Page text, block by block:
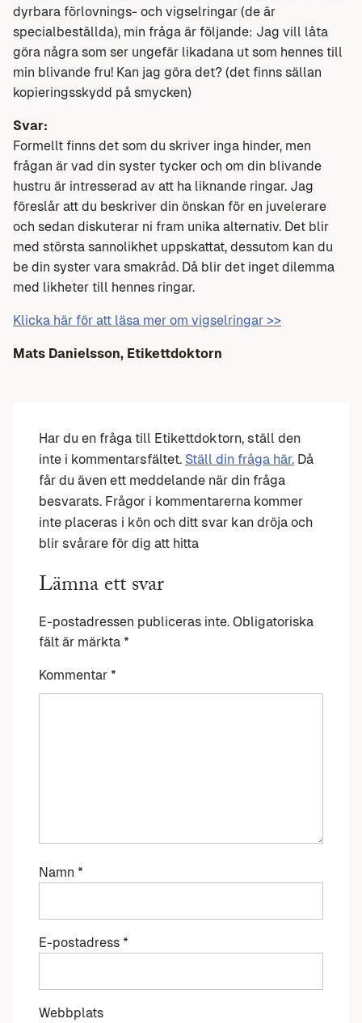
dyrbara förlovnings- och vigselringar (de är
specialbeställda), min fråga är följande: Jag vill låta
göra några som ser ungefär likadana ut som hennes till
min blivande fru! Kan jag göra det? (det finns sällan
kopieringsskydd på smycken)
Svar:
Formellt finns det som du skriver inga hinder, men
frågan är vad din syster tycker och om din blivande
hustru är intresserad av att ha liknande ringar. Jag
föreslår att du beskriver din önskan för en juvelerare
och sedan diskuterar ni fram unika alternativ. Det blir
med största sannolikhet uppskattat, dessutom kan du
be din syster vara smakråd. Då blir det inget dilemma
med likheter till hennes ringar.
Klicka här för att läsa mer om vigselringar >>
Mats Danielsson, Etikettdoktorn
Har du en fråga till Etikettdoktorn, ställ den
inte i kommentarsfältet. Ställ din fråga här. Då
får du även ett meddelande när din fråga
besvarats. Frågor i kommentarerna kommer
inte placeras i kön och ditt svar kan dröja och
blir svårare för dig att hitta
Lämna ett svar
E-postadressen publiceras inte. Obligatoriska
fält är märkta *
Kommentar *
Namn *
E-postadress *
Webbplats